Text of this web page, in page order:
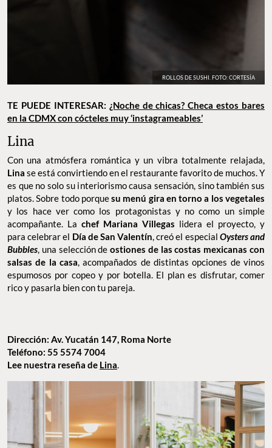
ROLLOS DE SUSHI. FOTO: CORTESÍA
TE PUEDE INTERESAR: ¿Noche de chicas? Checa estos bares
en la CDMX con cócteles muy ‘instagrameables’
Lina
Con una atmósfera romántica y un vibra totalmente relajada,
Lina se está convirtiendo en el restaurante favorito de muchos. Y
es que no solo su interiorismo causa sensación, sino también sus
platos. Sobre todo porquesu menú gira en torno a los vegetales
y los hace ver como los protagonistas y no como un simple
acompañante. La chef Mariana Villegas lidera el proyecto, y
para celebrar el Día de San Valentín, creó el especial Oysters and
Bubbles, una selección de ostiones de las costas mexicanas con
salsas de la casa, acompañados de distintas opciones de vinos
espumosos por copeo y por botella. El plan es disfrutar, comer
rico y pasarla bien con tu pareja.
Dirección: Av. Yucatán 147, Roma Norte
Teléfono: 55 5574 7004
Lee nuestra reseña de Lina.